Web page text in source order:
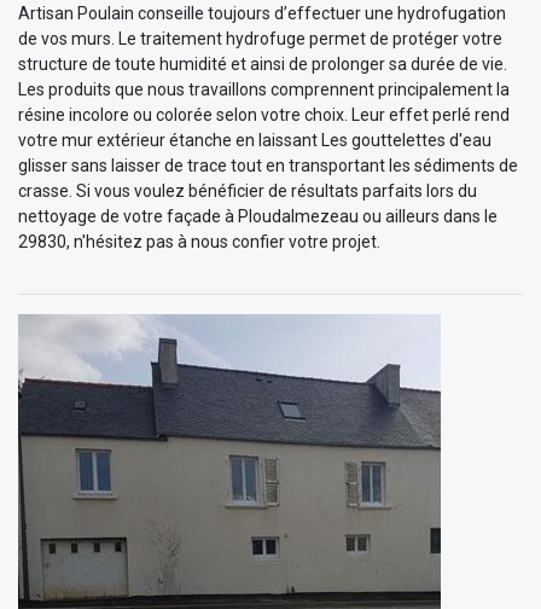
Artisan Poulain conseille toujours d’effectuer une hydrofugation
de vos murs. Le traitement hydrofuge permet de protéger votre
structure de toute humidité et ainsi de prolonger sa durée de vie.
Les produits que nous travaillons comprennent principalement la
résine incolore ou colorée selon votre choix. Leur effet perlé rend
votre mur extérieur étanche en laissant Les gouttelettes d'eau
glisser sans laisser de trace tout en transportant les sédiments de
crasse. Si vous voulez bénéficier de résultats parfaits lors du
nettoyage de votre façade à Ploudalmezeau ou ailleurs dans le
29830, n'hésitez pas à nous confier votre projet.